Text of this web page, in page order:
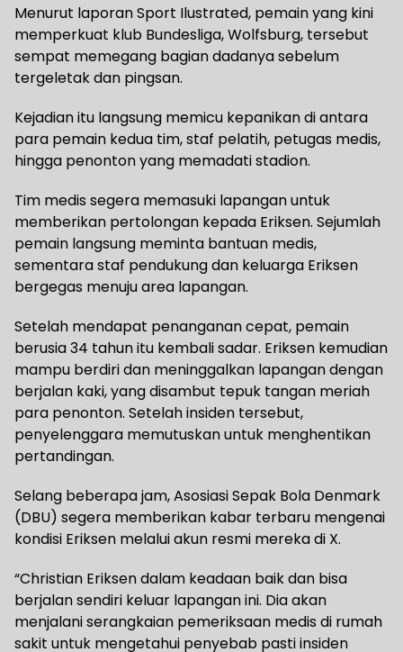
Menurut laporan Sport Ilustrated, pemain yang kini
memperkuat klub Bundesliga, Wolfsburg, tersebut
sempat memegang bagian dadanya sebelum
tergeletak dan pingsan.
Kejadian itu langsung memicu kepanikan di antara
para pemain kedua tim, staf pelatih, petugas medis,
hingga penonton yang memadati stadion.
Tim medis segera memasuki lapangan untuk
memberikan pertolongan kepada Eriksen. Sejumlah
pemain langsung meminta bantuan medis,
sementara staf pendukung dan keluarga Eriksen
bergegas menuju area lapangan.
Setelah mendapat penanganan cepat, pemain
berusia 34 tahun itu kembali sadar. Eriksen kemudian
mampu berdiri dan meninggalkan lapangan dengan
berjalan kaki, yang disambut tepuk tangan meriah
para penonton. Setelah insiden tersebut,
penyelenggara memutuskan untuk menghentikan
pertandingan.
Selang beberapa jam, Asosiasi Sepak Bola Denmark
(DBU) segera memberikan kabar terbaru mengenai
kondisi Eriksen melalui akun resmi mereka di X.
“Christian Eriksen dalam keadaan baik dan bisa
berjalan sendiri keluar lapangan ini. Dia akan
menjalani serangkaian pemeriksaan medis di rumah
sakit untuk mengetahui penyebab pasti insiden